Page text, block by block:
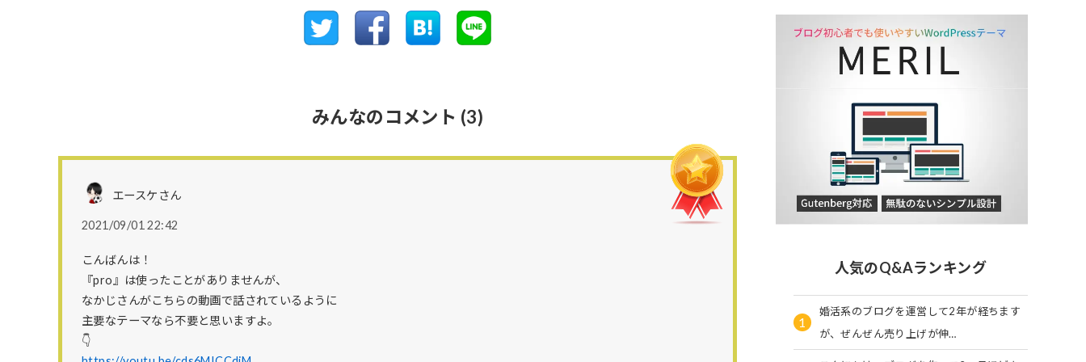
みんなのコメント (3)
エースケさん
2021/09/01 22:42
こんばんは！
『pro』は使ったことがありませんが、
なかじさんがこちらの動画で話されているように
主要なテーマなら不要と思いますよ。
👇
人気のQ&Aランキング
1
婚活系のブログを運営して2年が経ちます
が、ぜんぜん売り上げが伸…